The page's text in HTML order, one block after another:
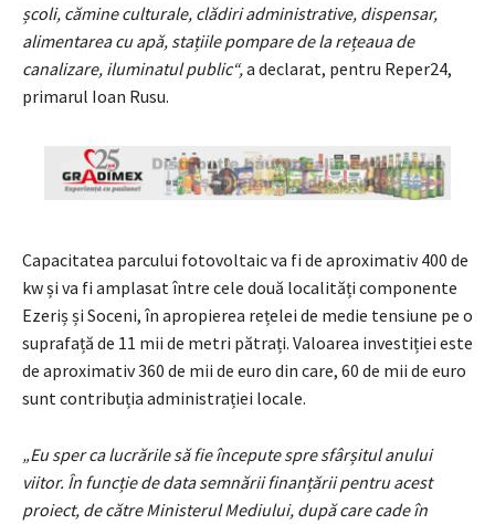
școli, cămine culturale, clădiri administrative, dispensar,
alimentarea cu apă, stațiile pompare de la rețeaua de
canalizare, iluminatul public“,a declarat, pentru Reper24,
primarul Ioan Rusu.
Capacitatea parcului fotovoltaic va fi de aproximativ 400 de
kw și va fi amplasat între cele două localități componente
Ezeriș și Soceni, în apropierea rețelei de medie tensiune pe o
suprafață de 11 mii de metri pătrați. Valoarea investiției este
de aproximativ 360 de mii de euro din care, 60 de mii de euro
sunt contribuția administrației locale.
„Eu sper ca lucrările să fie începute spre sfârșitul anului
viitor. În funcție de data semnării finanțării pentru acest
proiect, de către Ministerul Mediului, după care cade în